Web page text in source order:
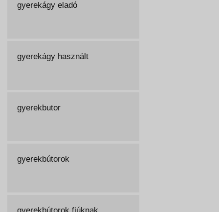
gyerekágy eladó
gyerekágy használt
gyerekbutor
gyerekbútorok